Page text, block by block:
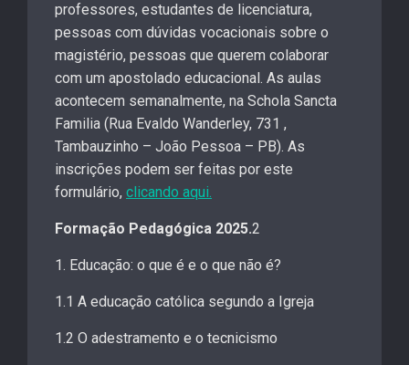
professores, estudantes de licenciatura,
pessoas com dúvidas vocacionais sobre o
magistério, pessoas que querem colaborar
com um apostolado educacional. As aulas
acontecem semanalmente, na Schola Sancta
Familia (Rua Evaldo Wanderley, 731 ,
Tambauzinho – João Pessoa – PB). As
inscrições podem ser feitas por este
formulário, clicando aqui.
Formação Pedagógica 2025.2
1. Educação: o que é e o que não é?
1.1 A educação católica segundo a Igreja
1.2 O adestramento e o tecnicismo